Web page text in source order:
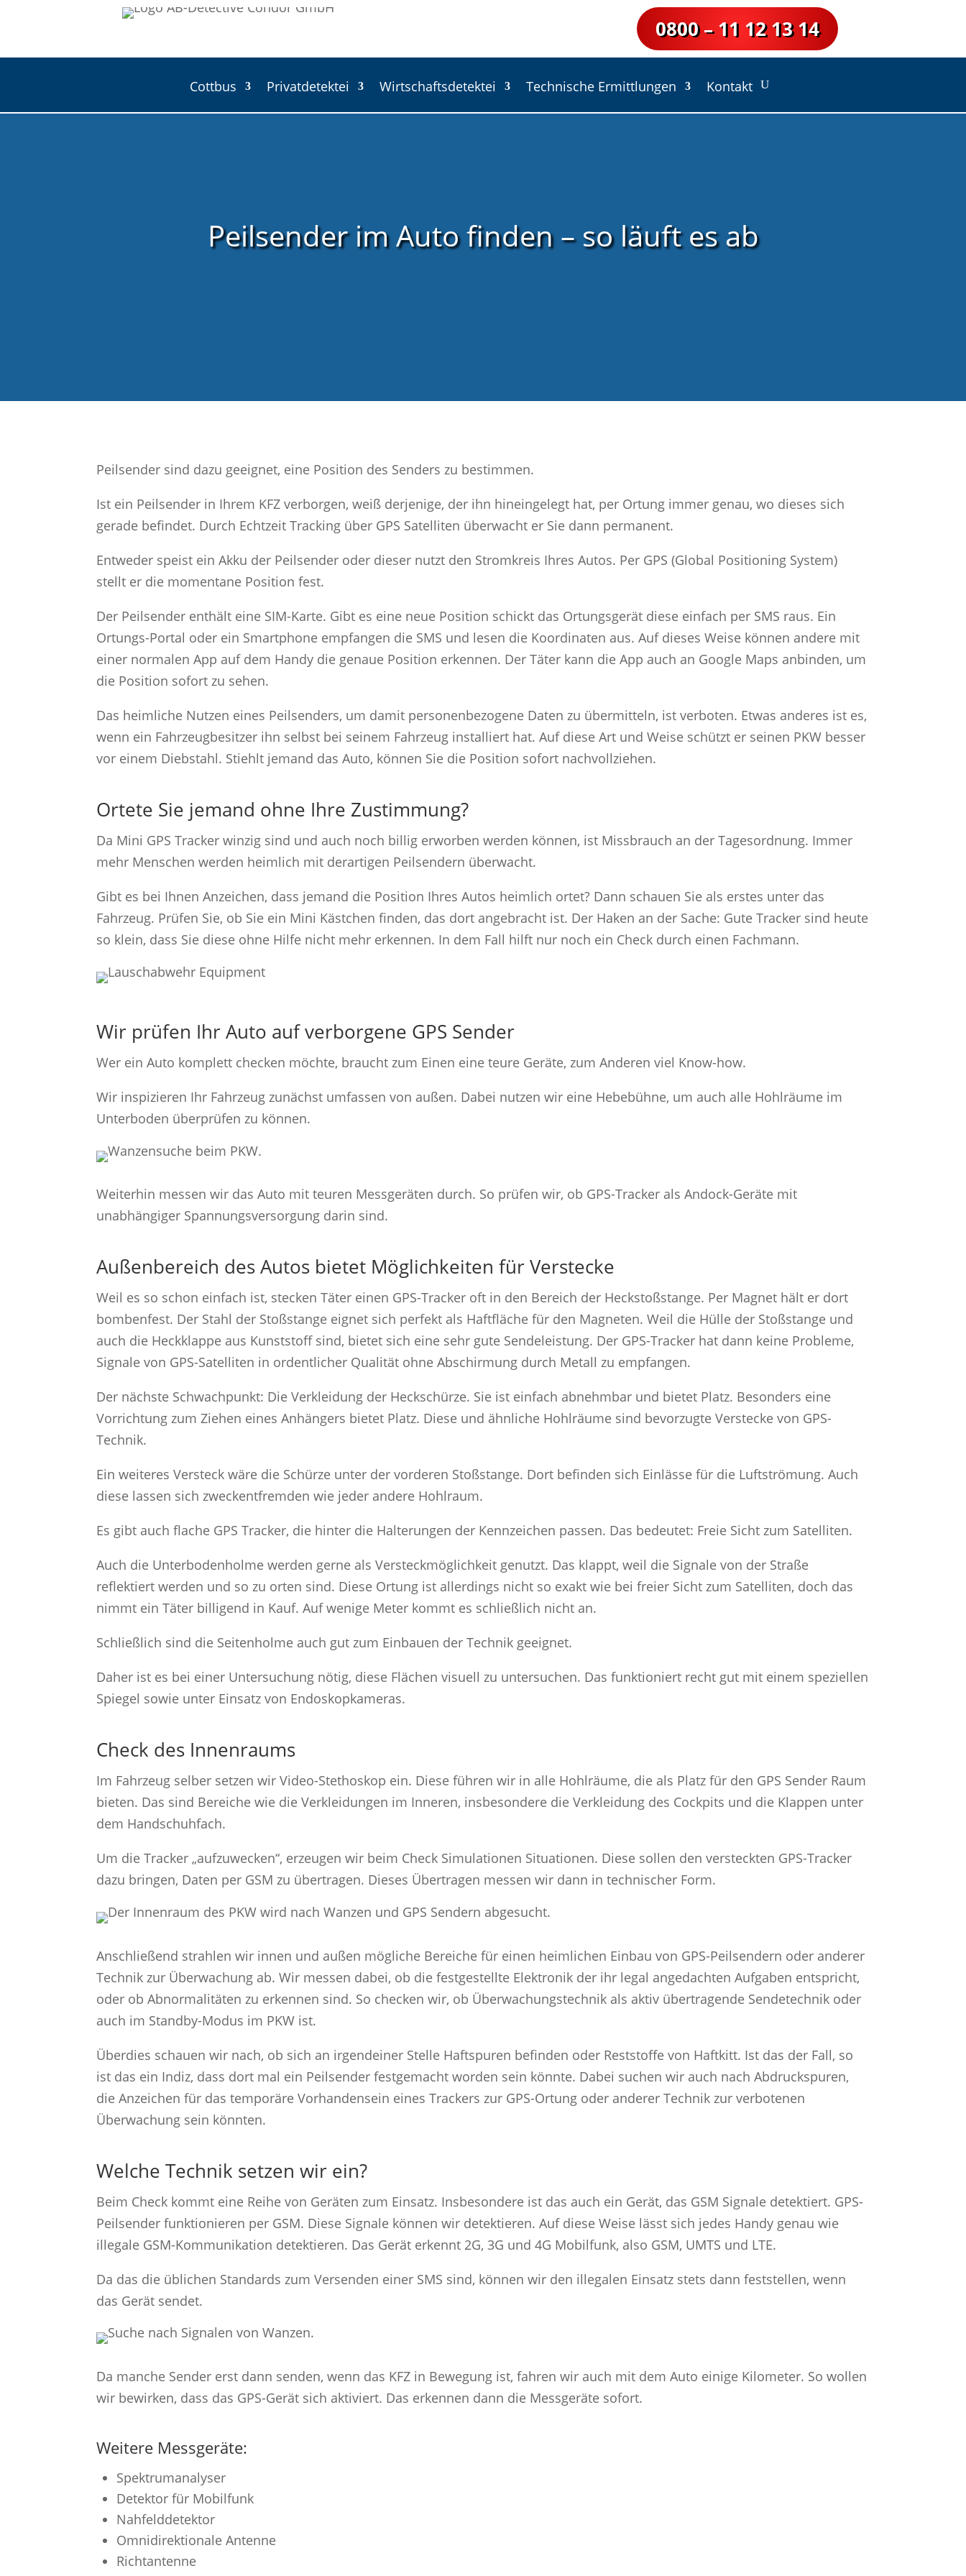
0800 – 11 12 13 14
Cottbus Privatdetektei Wirtschaftsdetektei Technische Ermittlungen Kontakt
Peilsender im Auto finden – so läuft es ab
Peilsender sind dazu geeignet, eine Position des Senders zu bestimmen.
Ist ein Peilsender in Ihrem KFZ verborgen, weiß derjenige, der ihn hineingelegt hat, per Ortung immer genau, wo dieses sich
gerade befindet. Durch Echtzeit Tracking über GPS Satelliten überwacht er Sie dann permanent.
Entweder speist ein Akku der Peilsender oder dieser nutzt den Stromkreis Ihres Autos. Per GPS (Global Positioning System)
stellt er die momentane Position fest.
Der Peilsender enthält eine SIM-Karte. Gibt es eine neue Position schickt das Ortungsgerät diese einfach per SMS raus. Ein
Ortungs-Portal oder ein Smartphone empfangen die SMS und lesen die Koordinaten aus. Auf dieses Weise können andere mit
einer normalen App auf dem Handy die genaue Position erkennen. Der Täter kann die App auch an Google Maps anbinden, um
die Position sofort zu sehen.
Das heimliche Nutzen eines Peilsenders, um damit personenbezogene Daten zu übermitteln, ist verboten. Etwas anderes ist es,
wenn ein Fahrzeugbesitzer ihn selbst bei seinem Fahrzeug installiert hat. Auf diese Art und Weise schützt er seinen PKW besser
vor einem Diebstahl. Stiehlt jemand das Auto, können Sie die Position sofort nachvollziehen.
Ortete Sie jemand ohne Ihre Zustimmung?
Da Mini GPS Tracker winzig sind und auch noch billig erworben werden können, ist Missbrauch an der Tagesordnung. Immer
mehr Menschen werden heimlich mit derartigen Peilsendern überwacht.
Gibt es bei Ihnen Anzeichen, dass jemand die Position Ihres Autos heimlich ortet? Dann schauen Sie als erstes unter das
Fahrzeug. Prüfen Sie, ob Sie ein Mini Kästchen finden, das dort angebracht ist. Der Haken an der Sache: Gute Tracker sind heute
so klein, dass Sie diese ohne Hilfe nicht mehr erkennen. In dem Fall hilft nur noch ein Check durch einen Fachmann.
Wir prüfen Ihr Auto auf verborgene GPS Sender
Wer ein Auto komplett checken möchte, braucht zum Einen eine teure Geräte, zum Anderen viel Know-how.
Wir inspizieren Ihr Fahrzeug zunächst umfassen von außen. Dabei nutzen wir eine Hebebühne, um auch alle Hohlräume im
Unterboden überprüfen zu können.
Weiterhin messen wir das Auto mit teuren Messgeräten durch. So prüfen wir, ob GPS-Tracker als Andock-Geräte mit
unabhängiger Spannungsversorgung darin sind.
Außenbereich des Autos bietet Möglichkeiten für Verstecke
Weil es so schon einfach ist, stecken Täter einen GPS-Tracker oft in den Bereich der Heckstoßstange. Per Magnet hält er dort
bombenfest. Der Stahl der Stoßstange eignet sich perfekt als Haftfläche für den Magneten. Weil die Hülle der Stoßstange und
auch die Heckklappe aus Kunststoff sind, bietet sich eine sehr gute Sendeleistung. Der GPS-Tracker hat dann keine Probleme,
Signale von GPS-Satelliten in ordentlicher Qualität ohne Abschirmung durch Metall zu empfangen.
Der nächste Schwachpunkt: Die Verkleidung der Heckschürze. Sie ist einfach abnehmbar und bietet Platz. Besonders eine
Vorrichtung zum Ziehen eines Anhängers bietet Platz. Diese und ähnliche Hohlräume sind bevorzugte Verstecke von GPS-
Technik.
Ein weiteres Versteck wäre die Schürze unter der vorderen Stoßstange. Dort befinden sich Einlässe für die Luftströmung. Auch
diese lassen sich zweckentfremden wie jeder andere Hohlraum.
Es gibt auch flache GPS Tracker, die hinter die Halterungen der Kennzeichen passen. Das bedeutet: Freie Sicht zum Satelliten.
Auch die Unterbodenholme werden gerne als Versteckmöglichkeit genutzt. Das klappt, weil die Signale von der Straße
reflektiert werden und so zu orten sind. Diese Ortung ist allerdings nicht so exakt wie bei freier Sicht zum Satelliten, doch das
nimmt ein Täter billigend in Kauf. Auf wenige Meter kommt es schließlich nicht an.
Schließlich sind die Seitenholme auch gut zum Einbauen der Technik geeignet.
Daher ist es bei einer Untersuchung nötig, diese Flächen visuell zu untersuchen. Das funktioniert recht gut mit einem speziellen
Spiegel sowie unter Einsatz von Endoskopkameras.
Check des Innenraums
Im Fahrzeug selber setzen wir Video-Stethoskop ein. Diese führen wir in alle Hohlräume, die als Platz für den GPS Sender Raum
bieten. Das sind Bereiche wie die Verkleidungen im Inneren, insbesondere die Verkleidung des Cockpits und die Klappen unter
dem Handschuhfach.
Um die Tracker „aufzuwecken“, erzeugen wir beim Check Simulationen Situationen. Diese sollen den versteckten GPS-Tracker
dazu bringen, Daten per GSM zu übertragen. Dieses Übertragen messen wir dann in technischer Form.
Anschließend strahlen wir innen und außen mögliche Bereiche für einen heimlichen Einbau von GPS-Peilsendern oder anderer
Technik zur Überwachung ab. Wir messen dabei, ob die festgestellte Elektronik der ihr legal angedachten Aufgaben entspricht,
oder ob Abnormalitäten zu erkennen sind. So checken wir, ob Überwachungstechnik als aktiv übertragende Sendetechnik oder
auch im Standby-Modus im PKW ist.
Überdies schauen wir nach, ob sich an irgendeiner Stelle Haftspuren befinden oder Reststoffe von Haftkitt. Ist das der Fall, so
ist das ein Indiz, dass dort mal ein Peilsender festgemacht worden sein könnte. Dabei suchen wir auch nach Abdruckspuren,
die Anzeichen für das temporäre Vorhandensein eines Trackers zur GPS-Ortung oder anderer Technik zur verbotenen
Überwachung sein könnten.
Welche Technik setzen wir ein?
Beim Check kommt eine Reihe von Geräten zum Einsatz. Insbesondere ist das auch ein Gerät, das GSM Signale detektiert. GPS-
Peilsender funktionieren per GSM. Diese Signale können wir detektieren. Auf diese Weise lässt sich jedes Handy genau wie
illegale GSM-Kommunikation detektieren. Das Gerät erkennt 2G, 3G und 4G Mobilfunk, also GSM, UMTS und LTE.
Da das die üblichen Standards zum Versenden einer SMS sind, können wir den illegalen Einsatz stets dann feststellen, wenn
das Gerät sendet.
Da manche Sender erst dann senden, wenn das KFZ in Bewegung ist, fahren wir auch mit dem Auto einige Kilometer. So wollen
wir bewirken, dass das GPS-Gerät sich aktiviert. Das erkennen dann die Messgeräte sofort.
Weitere Messgeräte:
Spektrumanalyser
Detektor für Mobilfunk
Nahfelddetektor
Omnidirektionale Antenne
Richtantenne